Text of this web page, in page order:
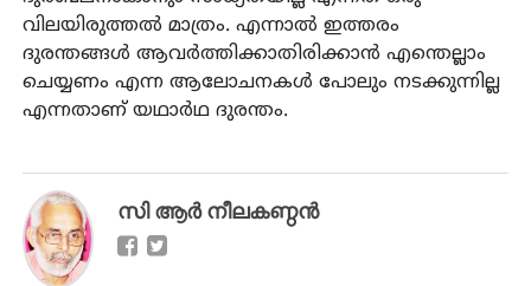
വിലയിരുത്തല്‍ മാത്രം. എന്നാല്‍ ഇത്തരം
ദുരന്തങ്ങള്‍ ആവര്‍ത്തിക്കാതിരിക്കാന്‍ എന്തെല്ലാം
ചെയ്യണം എന്ന ആലോചനകള്‍ പോലും നടക്കുന്നില്ല
എന്നതാണ് യഥാര്‍ഥ ദുരന്തം.
സി ആര്‍ നീലകണ്ഠന്‍